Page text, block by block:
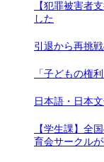
【犯罪被害者
した
引退から再挑
「子どもの権
日本語・日本
【学生課】全
育会サークル